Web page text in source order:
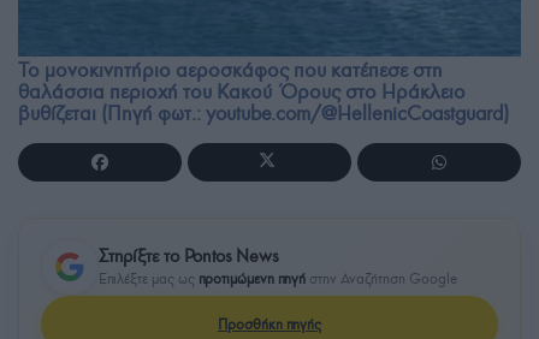
Το μονοκινητήριο αεροσκάφος που κατέπεσε στη
θαλάσσια περιοχή του Κακού Όρους στο Ηράκλειο
βυθίζεται (Πηγή φωτ.: youtube.com/@HellenicCoastguard)
Στηρίξτε το Pontos News
Επιλέξτε μας ως προτιμώμενη πηγή στην Αναζήτηση Google
Προσθήκη πηγής